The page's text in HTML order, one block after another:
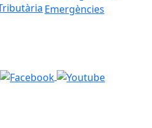
Emergències